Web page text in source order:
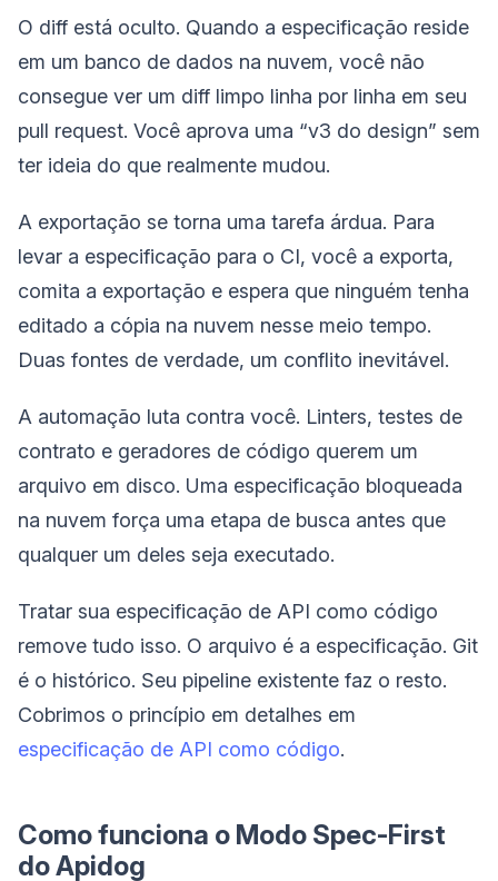
O diff está oculto. Quando a especificação reside
em um banco de dados na nuvem, você não
consegue ver um diff limpo linha por linha em seu
pull request. Você aprova uma “v3 do design” sem
ter ideia do que realmente mudou.
A exportação se torna uma tarefa árdua. Para
levar a especificação para o CI, você a exporta,
comita a exportação e espera que ninguém tenha
editado a cópia na nuvem nesse meio tempo.
Duas fontes de verdade, um conflito inevitável.
A automação luta contra você. Linters, testes de
contrato e geradores de código querem um
arquivo em disco. Uma especificação bloqueada
na nuvem força uma etapa de busca antes que
qualquer um deles seja executado.
Tratar sua especificação de API como código
remove tudo isso. O arquivo é a especificação. Git
é o histórico. Seu pipeline existente faz o resto.
Cobrimos o princípio em detalhes em
especificação de API como código.
Como funciona o Modo Spec-First
do Apidog